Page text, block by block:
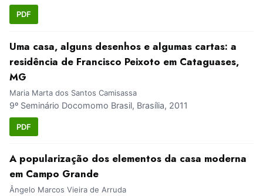
PDF
Uma casa, alguns desenhos e algumas cartas: a
residência de Francisco Peixoto em Cataguases,
MG
Maria Marta dos Santos Camisassa
9º Seminário Docomomo Brasil, Brasília, 2011
PDF
A popularização dos elementos da casa moderna
em Campo Grande
Ângelo Marcos Vieira de Arruda